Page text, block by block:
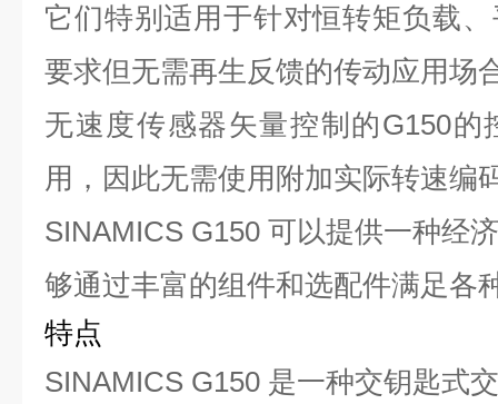
它们特别适用于针对恒转矩负载
要求但无需再生反馈的传动应用场
无速度传感器矢量控制的G150
用，因此无需使用附加实际转速编
SINAMICS G150 可以提供一种经
够通过丰富的组件和选配件满足各
特点
SINAMICS G150 是一种交钥匙式